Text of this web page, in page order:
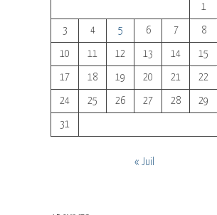
1
3 4 5 6 7 8
10 11 12 13 14 15
17 18 19 20 21 22
24 25 26 27 28 29
31
« Juil